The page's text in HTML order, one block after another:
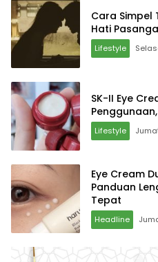
Cara Simpel
Hati
Lifestyle
SK-II Eye
Lifestyle
Eye Cream
Panduan
Tepat
Headline